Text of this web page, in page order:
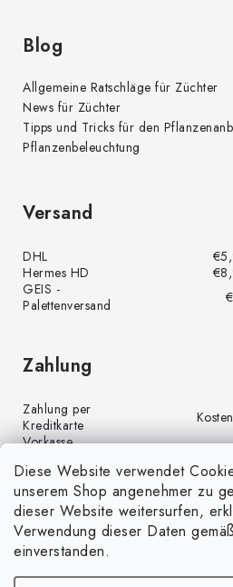
Diese Website verwendet
unserem Shop angenehmer zu
dieser Website weitersurfen,
Verwendung dieser Daten
einverstanden.
Blog
Allgemeine Ratschläge für Züchter
News für Züchter
Tipps und Tricks für den
Pflanzenbeleuchtung
Versand
DHL
Hermes HD
GEIS -
Palettenversand
Zahlung
Zahlung per
Kreditkarte
Vorkasse
Zahlung per PayPal
Nachnahme